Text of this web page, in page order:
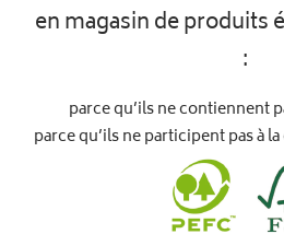
en magasin de produits
:
parce qu’ils ne contiennent
parce qu’ils ne participent pas à